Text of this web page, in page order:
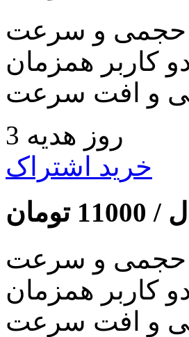
حجمی و سرعت
کاربر همزمان
و افت سرعت
3 روز هدیه
خرید اشتراک
/
11000 تومان
حجمی و سرعت
کاربر همزمان
و افت سرعت